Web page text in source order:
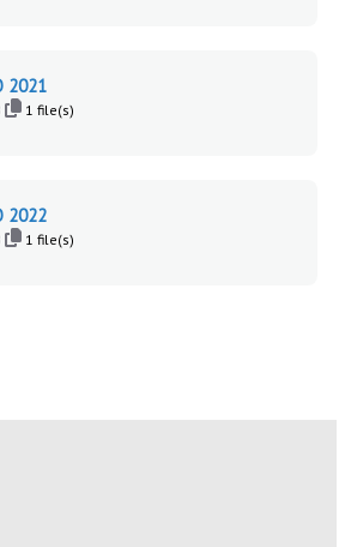
2021
1 file(s)
2022
1 file(s)